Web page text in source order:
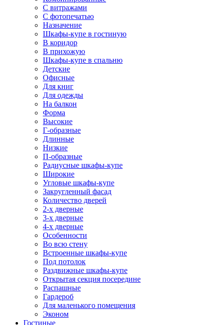
С витражами
С фотопечатью
Назначение
Шкафы-купе в гостиную
В коридор
В прихожую
Шкафы-купе в спальню
Детские
Офисные
Для книг
Для одежды
На балкон
Форма
Высокие
Г-образные
Длинные
Низкие
П-образные
Радиусные шкафы-купе
Широкие
Угловые шкафы-купе
Закругленный фасад
Количество дверей
2-х дверные
3-х дверные
4-х дверные
Особенности
Во всю стену
Встроенные шкафы-купе
Под потолок
Раздвижные шкафы-купе
Открытая секция посередине
Распашные
Гардероб
Для маленького помещения
Эконом
Гостиные